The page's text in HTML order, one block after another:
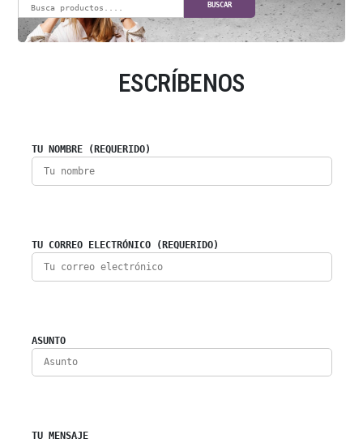
BUSCAR
ESCRÍBENOS
TU NOMBRE (REQUERIDO)
TU CORREO ELECTRÓNICO (REQUERIDO)
ASUNTO
TU MENSAJE